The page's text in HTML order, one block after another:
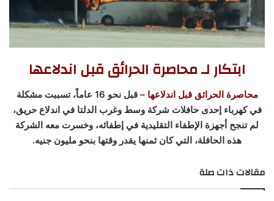
ابتكار لـ محاصرة الحرائق قبل اندلاعها
محاصرة الحرائق قبل اندلاعها –
قبل نحو 16 عاماً، تسببت مشكلة
في كهرباء إحدى حافلات شركة وسط وغرب الدلتا في اندلاع حريق،
لم تنجح أجهزة الإطفاء التقليدية في إطفائه، وخسرت معه الشركة
هذه الحافلة، التي كان ثمنها يقدر وقتها بنحو مليون جنيه.
مقالات ذات صلة